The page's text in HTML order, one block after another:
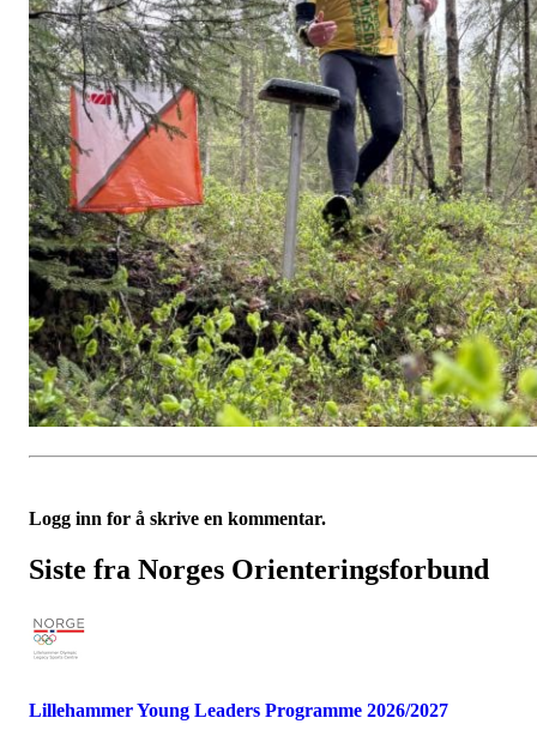
Logg inn for å skrive en kommentar.
Siste fra Norges Orienteringsforbund
Lillehammer Young Leaders Programme 2026/2027